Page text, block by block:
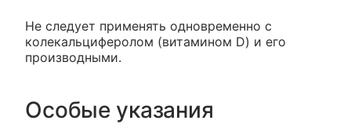
Не следует применять одновременно с
колекальциферолом (витамином D) и его
производными.
Особые указания